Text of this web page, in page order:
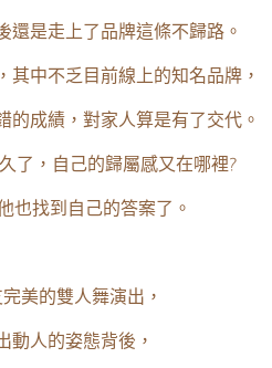
還是走上了品牌這條不歸路。
其中不乏目前線上的知名品牌，
的成績，對家人算是有了交代。
了，自己的歸屬感又在哪裡?
也找到自己的答案了。
美的雙人舞演出，
動人的姿態背後，